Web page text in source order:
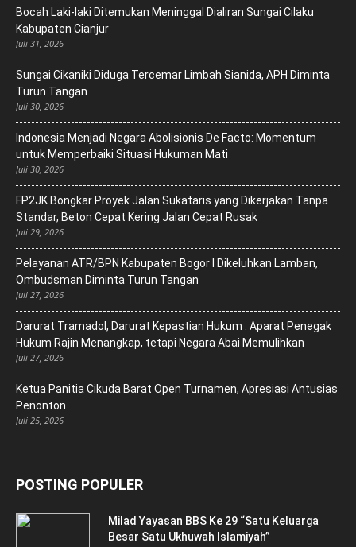
Bocah Laki-laki Ditemukan Meninggal Dialiran Sungai Cilaku
Kabupaten Cianjur
Juli 31, 2026
Sungai Cikaniki Diduga Tercemar Limbah Sianida, APH Diminta
Turun Tangan
Juli 30, 2026
‎Indonesia Menjadi Negara Abolisionis De Facto: Momentum
untuk Memperbaiki Situasi Hukuman Mati
Juli 30, 2026
FP2JK Bongkar Proyek Jalan Sukataris yang Dikerjakan Tanpa
Standar, Beton Cepat Kering Jalan Cepat Rusak
Juli 29, 2026
Pelayanan ATR/BPN Kabupaten Bogor I Dikeluhkan Lamban,
Ombudsman Diminta Turun Tangan
Juli 27, 2026
Darurat Tramadol, Darurat Kepastian Hukum : Aparat Penegak
Hukum Rajin Menangkap, tetapi Negara Abai Memulihkan
Juli 27, 2026
Ketua Panitia Cikuda Barat Open Turnamen, Apresiasi Antusias
Penonton
Juli 25, 2026
POSTING POPULER
Milad Yayasan BBS Ke 29 “Satu Keluarga
Besar Satu Ukhuwah Islamiyah”